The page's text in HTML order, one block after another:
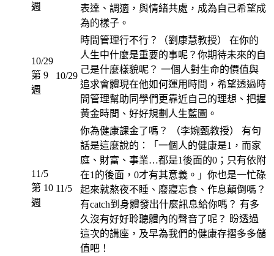
週
表達、調適，與情緒共處，成為自己希望成
為的樣子。
10/29
第 9
週
10/29
時間管理行不行？（劉康慧教授） 在你的
人生中什麼是重要的事呢？你期待未來的自
己是什麼樣貌呢？ 一個人對生命的價值與
追求會體現在他如何運用時間，希望透過時
間管理幫助同學們更靠近自己的理想、把握
黃金時間、好好規劃人生藍圖。
11/5
第 10
週
11/5
你為健康課金了嗎？ （李婉甄教授） 有句
話是這麼說的：「一個人的健康是1，而家
庭、財富、事業…都是1後面的0；只有依附
在1的後面，0才有其意義。」你也是一忙碌
起來就熬夜不睡、廢寢忘食、作息顛倒嗎？
有catch到身體發出什麼訊息給你嗎？ 有多
久沒有好好聆聽體內的聲音了呢？ 盼透過
這次的講座，及早為我們的健康存摺多多儲
值吧！